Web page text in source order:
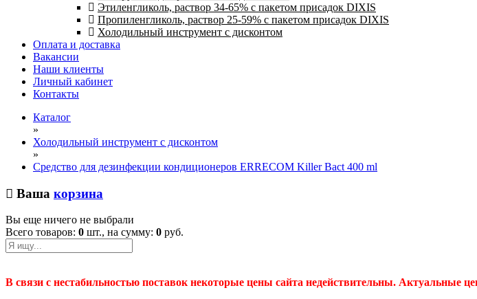
Этиленгликоль, раствор 34-65% с пакетом присадок DIXIS
Пропиленгликоль, раствор 25-59% с пакетом присадок DIXIS
Холодильный инструмент с дисконтом
Оплата и доставка
Вакансии
Наши клиенты
Личный кабинет
Контакты
Каталог
»
Холодильный инструмент с дисконтом
»
Средство для дезинфекции кондиционеров ERRECOM Killer Bact 400 ml
Ваша корзина
Вы еще ничего не выбрали
Всего товаров: 0 шт., на сумму: 0 руб.
В связи с нестабильностью поставок некоторые цены сайта недействительны. Актуальные